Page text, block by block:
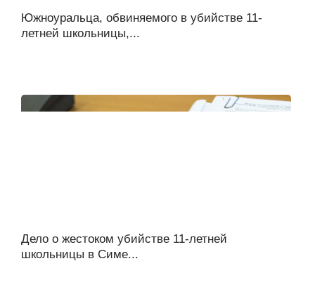
Южноуральца, обвиняемого в убийстве 11-
летней школьницы,...
Дело о жестоком убийстве 11-летней
школьницы в Симе...